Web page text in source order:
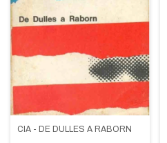
CIA - DE DULLES A RABORN